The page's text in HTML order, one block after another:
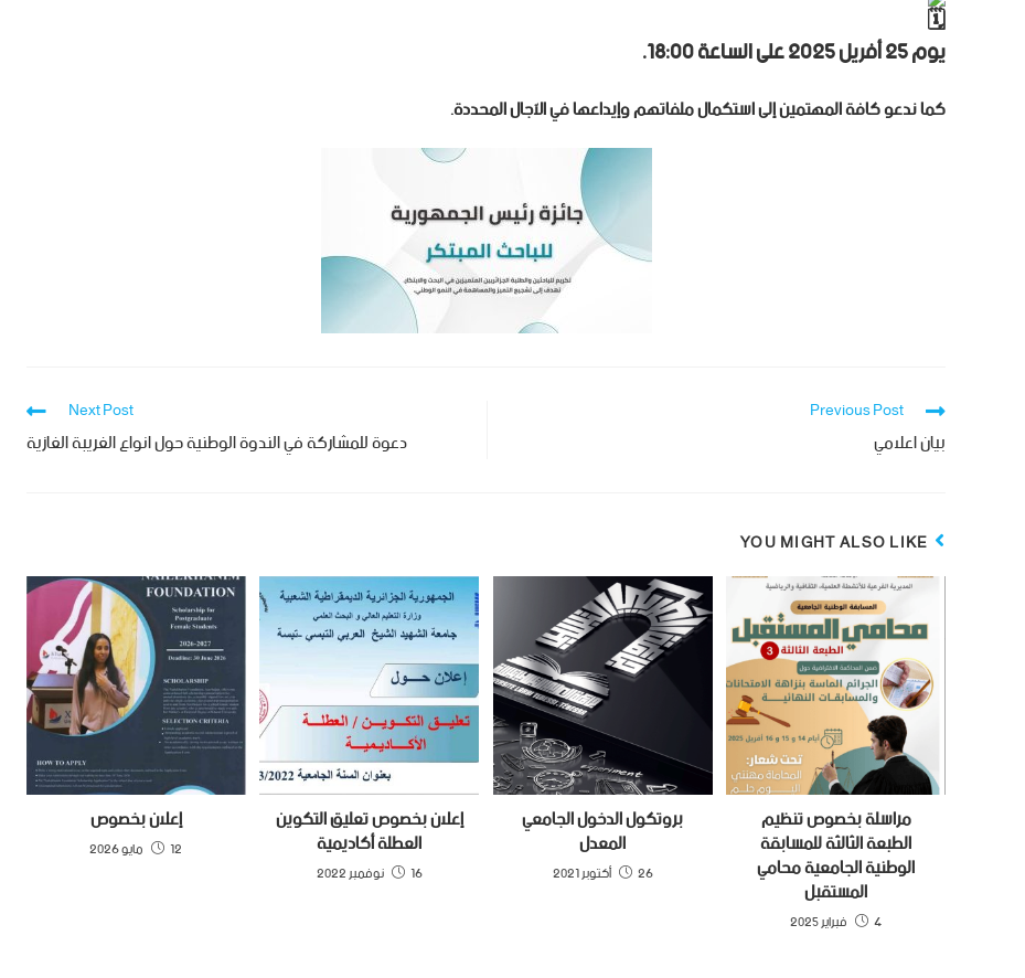
يوم 25 أفريل 2025 على الساعة 18:00.
كما ندعو كافة المهتمين إلى استكمال ملفاتهم وإيداعها في الآجال المحددة.
Previous Post
بيان اعلامي
Next Post
دعوة للمشاركة في الندوة الوطنية حول انواع الغريبة الغازية
YOU MIGHT ALSO LIKE
إعلان بخصوص
12 مايو 2026
إعلان بخصوص تعليق التكوين
العطلة أكاديمية
16 نوفمبر 2022
بروتكول الدخول الجامعي
المعدل
26 أكتوبر 2021
مراسلة بخصوص تنظيم
الطبعة الثالثة للمسابقة
الوطنية الجامعية محامي
المستقبل
4 فبراير 2025